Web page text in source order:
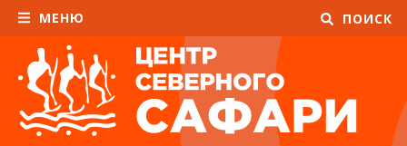
МЕНЮ ПОИСК